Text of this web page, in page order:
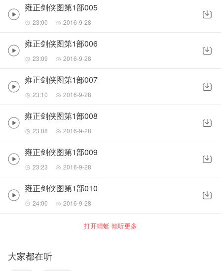
雍正剑侠图第1部005
23:00 2016-9-28
雍正剑侠图第1部006
23:09 2016-9-28
雍正剑侠图第1部007
23:10 2016-9-28
雍正剑侠图第1部008
23:08 2016-9-28
雍正剑侠图第1部009
23:23 2016-9-28
雍正剑侠图第1部010
24:00 2016-9-28
打开蜻蜓 倾听更多
大家都在听